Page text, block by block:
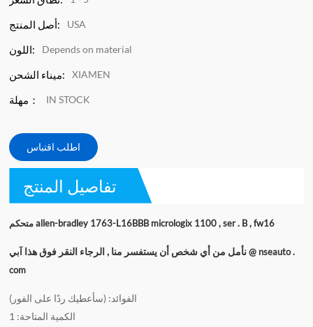
أصل المنتج: USA
اللون: Depends on material
ميناء الشحن: XIAMEN
مهلة： IN STOCK
اطلب اقتباس
تفاصيل المنتج
متحكم allen-bradley 1763-L16BBB micrologix 1100 , ser . B , fw16
نأمل من أي شخص أن يستفسر منا , الرجاء النقر فوق هذاآبي @ nseauto .
com
الفوائد: (سأعطيك ردًا على الفور)
الكمية المتاحة: 1